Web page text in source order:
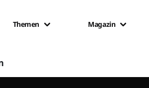
Themen Magazin